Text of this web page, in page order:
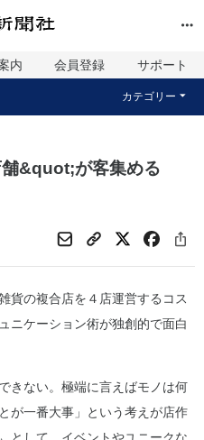
内 会員登録 サポート
カテゴリー
&quot;が客集める
貨の複合店を４店運営するコス
ニケーション術が独創的で面白
きない。極端に言えばモノは何
が一番大事」という考えが店作